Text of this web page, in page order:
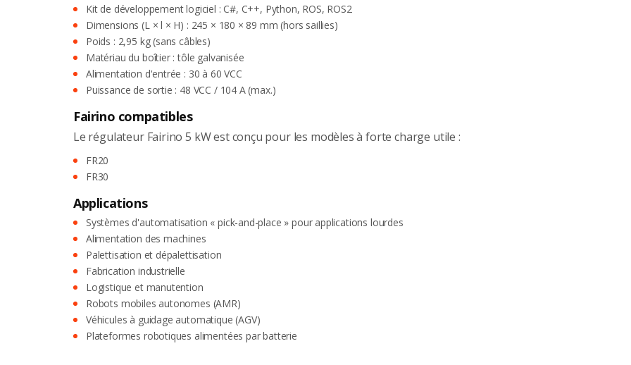
Kit de développement logiciel : C#, C++, Python, ROS, ROS2
Dimensions (L × l × H) : 245 × 180 × 89 mm (hors saillies)
Poids : 2,95 kg (sans câbles)
Matériau du boîtier : tôle galvanisée
Alimentation d'entrée : 30 à 60 VCC
Puissance de sortie : 48 VCC / 104 A (max.)
Fairino compatibles
Le régulateur Fairino 5 kW est conçu pour les modèles à forte charge utile :
FR20
FR30
Applications
Systèmes d'automatisation « pick-and-place » pour applications lourdes
Alimentation des machines
Palettisation et dépalettisation
Fabrication industrielle
Logistique et manutention
Robots mobiles autonomes (AMR)
Véhicules à guidage automatique (AGV)
Plateformes robotiques alimentées par batterie